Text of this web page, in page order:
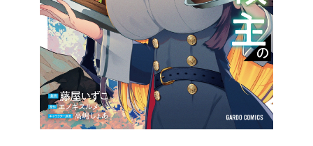
ロサージュノベルス
コミックガルド